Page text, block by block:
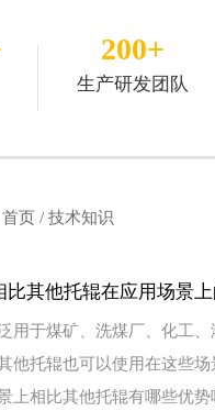
200+
生产研发团队
首页 / 技术知识
比其他托辊在应用场景
用于煤矿、洗煤厂、化工
他托辊也可以使用在这些
上相比其他托辊有哪些优势